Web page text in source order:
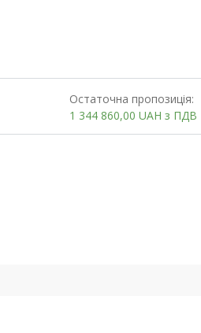
Остаточна пропозиція:
1 344 860,00UAHз ПДВ